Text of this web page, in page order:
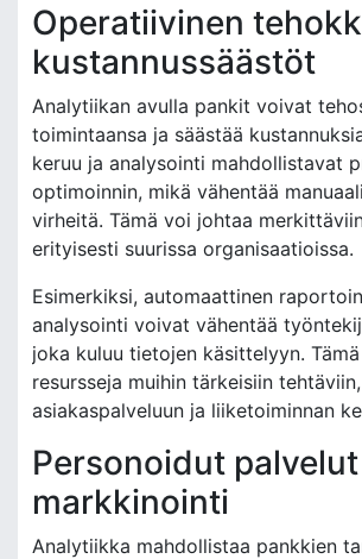
Operatiivinen
kustannussäästöt
Analytiikan avulla pankit voivat
toimintaansa ja säästää
keruu ja analysointi mahdollistavat
optimoinnin, mikä vähentää
virheitä. Tämä voi johtaa
erityisesti suurissa organisaatioissa.
Esimerkiksi, automaattinen
analysointi voivat vähentää
joka kuluu tietojen käsittelyyn.
resursseja muihin tärkeisiin
asiakaspalveluun ja liiketoiminnan
Personoidut
markkinointi
Analytiikka mahdollistaa pankkien